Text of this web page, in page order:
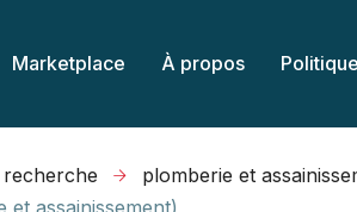
Marketplace À propos
recherche
et assainissement)